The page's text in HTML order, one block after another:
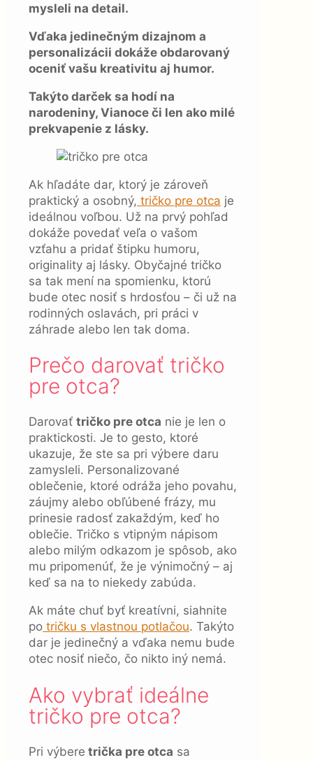
mysleli na detail.
Vďaka jedinečným dizajnom a
personalizácii dokáže obdarovaný
oceniť vašu kreativitu aj humor.
Takýto darček sa hodí na
narodeniny, Vianoce či len ako milé
prekvapenie z lásky.
Ak hľadáte dar, ktorý je zároveň
praktický a osobný, tričko pre otca je
ideálnou voľbou. Už na prvý pohľad
dokáže povedať veľa o vašom
vzťahu a pridať štipku humoru,
originality aj lásky. Obyčajné tričko
sa tak mení na spomienku, ktorú
bude otec nosiť s hrdosťou – či už na
rodinných oslavách, pri práci v
záhrade alebo len tak doma.
Prečo darovať tričko
pre otca?
Darovať tričko pre otca nie je len o
praktickosti. Je to gesto, ktoré
ukazuje, že ste sa pri výbere daru
zamysleli. Personalizované
oblečenie, ktoré odráža jeho povahu,
záujmy alebo obľúbené frázy, mu
prinesie radosť zakaždým, keď ho
oblečie. Tričko s vtipným nápisom
alebo milým odkazom je spôsob, ako
mu pripomenúť, že je výnimočný – aj
keď sa na to niekedy zabúda.
Ak máte chuť byť kreatívni, siahnite
po tričku s vlastnou potlačou. Takýto
dar je jedinečný a vďaka nemu bude
otec nosiť niečo, čo nikto iný nemá.
Ako vybrať ideálne
tričko pre otca?
Pri výbere trička pre otca sa